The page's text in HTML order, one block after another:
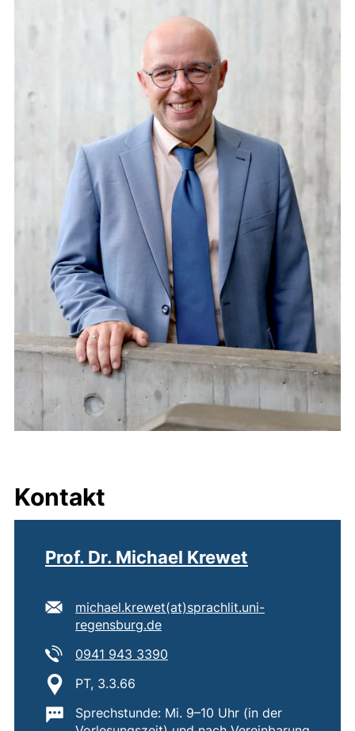
Kontakt
Prof. Dr. Michael Krewet
E-Mail Adresse:
michael.krewet​(at)​sprachlit.uni-
regensburg.de(öffnet Ihr E-Mail-Programm)
Tel:
0941 943 3390
Standort:
PT, 3.3.66
Wichtige Informationen:
Sprechstunde: Mi. 9–10 Uhr (in der